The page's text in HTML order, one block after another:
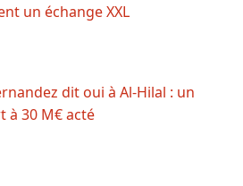
un échange XXL
dit oui à Al-Hilal : un
à 30 M€ acté